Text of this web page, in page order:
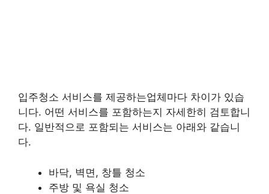
입주청소 서비스를 제공하는업체마다 차이가 있습
니다. 어떤 서비스를 포함하는지 자세한히 검토합니
다. 일반적으로 포함되는 서비스는 아래와 같습니
다.
바닥, 벽면, 창틀 청소
주방 및 욕실 청소